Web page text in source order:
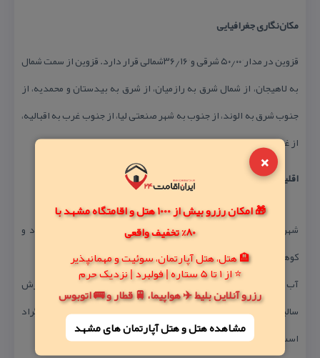
×
🎁 امکان رزرو بیش از 1000 هتل و اقامتگاه مشهد با
80% تخفیف واقعی
🏨 هتل، هتل آپارتمان، سوئیت و مهمانپذیر
⭐ از 1 تا 5 ستاره | فولبرد | نزدیک حرم
رزرو آنلاین بلیط ✈️ هواپیما، 🚆 قطار و 🚌 اتوبوس
مشاهده هتل و هتل‌ آپارتمان های مشهد
مكان‌نگاری جغرافیایی
قزوین در مدار °۵۰٫۰۰ شرقی و °۳۶٫۱۶شمالی قرار دارد. قزوین از سمت شمال
به لاهیجان، از شمال شرق به رازمیان، از شرق به بیدستان و محمدیه، از
جنوب شرق به الوند، از جنوب به شهر صنعتی لیا، از جنوب غرب به اقبالیه،
از غرب به محمودآباد نمونه و از شمال غرب به منجیل راه پیدا می‌كند.
اقلیم
شهر قزوین در شمال غربی كشور قرار گرفته و آب و هوای آن سرد و
كوهستانی است.
آب و هوای قزوین در تابستان خنك و در زمستان سرد است. میزان بارش
سالیانه قزوین حدود ۳۱۸ میلیمتر و دمای متوسط هوا ۱۴ درجه سانتی‌گراد
است.